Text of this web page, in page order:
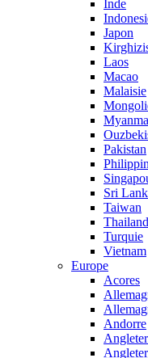
Inde
Japon
Laos
Macao
Malaisie
Pakistan
Sri
Taiwan
Turquie
Vietnam
Europe
Acores
Andorre